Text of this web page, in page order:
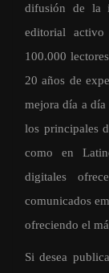
difusión de la
editorial
100.000
20 años de
mejora día a
los principales
como en
digitales
comunicados
ofreciendo el
Si desea